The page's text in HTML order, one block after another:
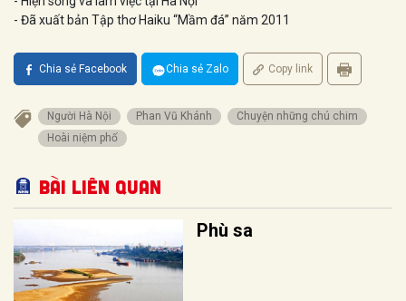
- Đã xuất bản Tập thơ Haiku “Mầm đá” năm 2011
Chia sẻ Facebook Chia sẻ Zalo Copy link
Người Hà Nội Phan Vũ Khánh
Chuyện những chú chim
Hoài niệm phố
Bài liên quan
Phù sa